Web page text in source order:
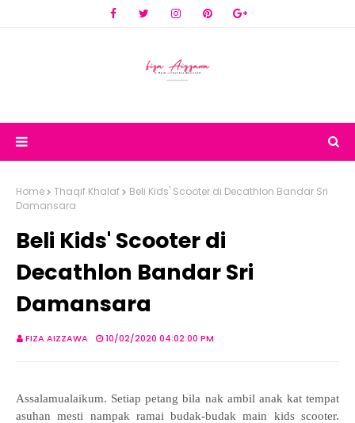
Home Thaqif Khalaf
Beli Kids' Scooter di Decathlon Bandar Sri
Damansara
Beli Kids' Scooter di
Decathlon Bandar Sri
Damansara
FIZA AIZZAWA 10/02/2020 04:02:00 PM
Assalamualaikum. Setiap petang bila nak ambil anak kat tempat
asuhan mesti nampak ramai budak-budak main kids scooter.